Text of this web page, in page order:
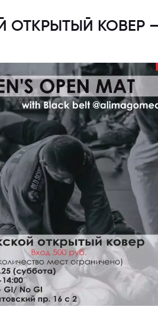
ОТКРЫТЫЙ КОВЕР